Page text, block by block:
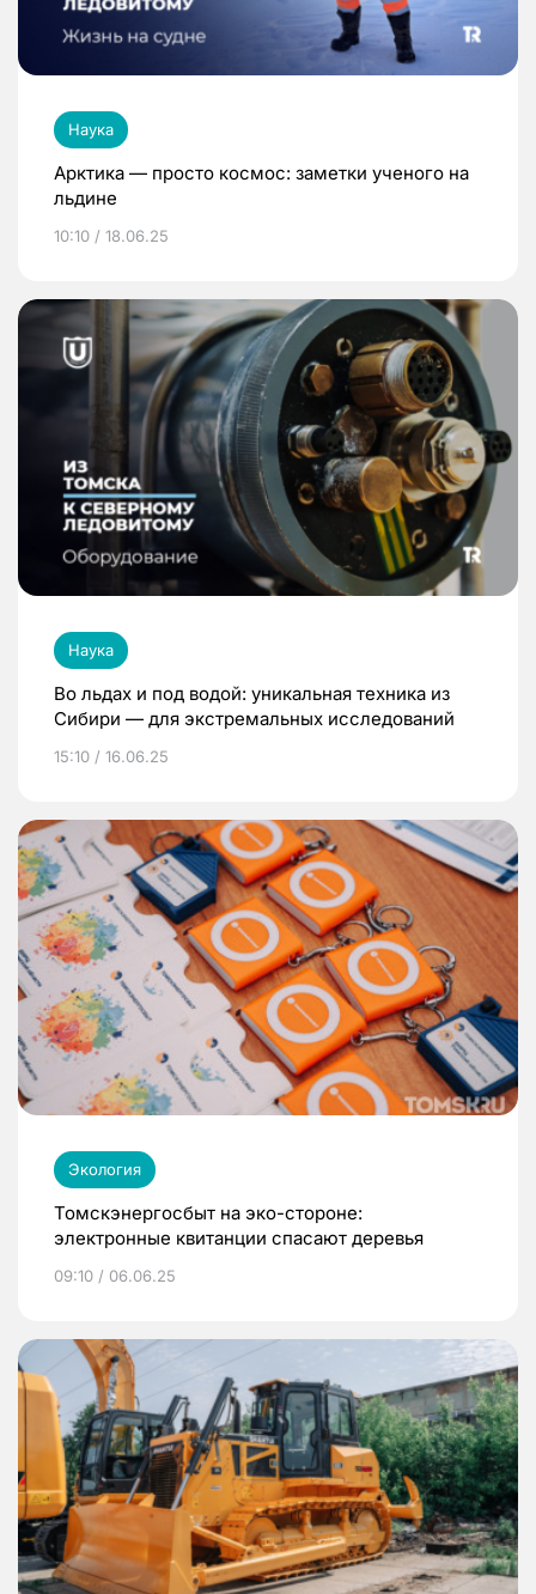
Наука
Арктика — просто космос: заметки ученого на
льдине
10:10 / 18.06.25
Наука
Во льдах и под водой: уникальная техника из
Сибири — для экстремальных исследований
15:10 / 16.06.25
Экология
Томскэнергосбыт на эко-стороне:
электронные квитанции спасают деревья
09:10 / 06.06.25